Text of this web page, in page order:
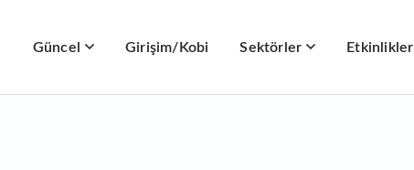
Güncel Girişim/Kobi Sektörler Etkinlikler